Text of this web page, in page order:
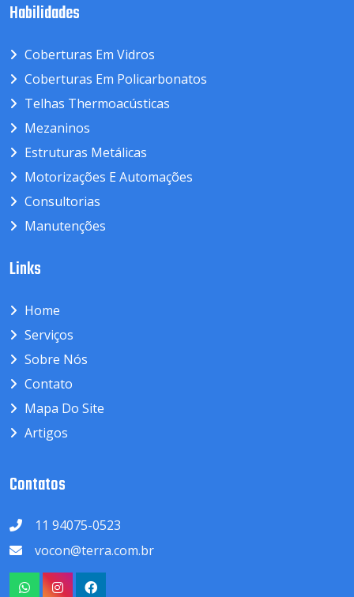
Habilidades
Coberturas Em Vidros
Coberturas Em Policarbonatos
Telhas Thermoacústicas
Mezaninos
Estruturas Metálicas
Motorizações E Automações
Consultorias
Manutenções
Links
Home
Serviços
Sobre Nós
Contato
Mapa Do Site
Artigos
Contatos
11 94075-0523
vocon@terra.com.br